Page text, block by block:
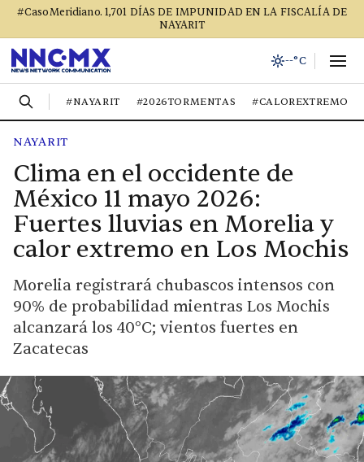
#CasoMeridiano. 1,701 DÍAS DE IMPUNIDAD EN LA FISCALÍA DE
NAYARIT
--°C
#NAYARIT #2026TORMENTAS #CALOREXTREMO
NAYARIT
Clima en el occidente de
México 11 mayo 2026:
Fuertes lluvias en Morelia y
calor extremo en Los Mochis
Morelia registrará chubascos intensos con
90% de probabilidad mientras Los Mochis
alcanzará los 40°C; vientos fuertes en
Zacatecas